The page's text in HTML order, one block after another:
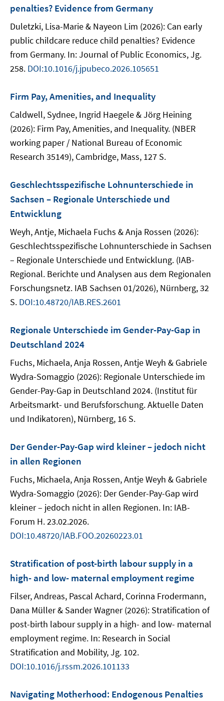
penalties? Evidence from Germany
Duletzki, Lisa-Marie & Nayeon Lim (2026): Can early
public childcare reduce child penalties? Evidence
from Germany. In: Journal of Public Economics, Jg.
258. DOI:10.1016/j.jpubeco.2026.105651
Firm Pay, Amenities, and Inequality
Caldwell, Sydnee, Ingrid Haegele & Jörg Heining
(2026): Firm Pay, Amenities, and Inequality. (NBER
working paper / National Bureau of Economic
Research 35149), Cambridge, Mass, 127 S.
Geschlechtsspezifische Lohnunterschiede in
Sachsen – Regionale Unterschiede und
Entwicklung
Weyh, Antje, Michaela Fuchs & Anja Rossen (2026):
Geschlechtsspezifische Lohnunterschiede in Sachsen
– Regionale Unterschiede und Entwicklung. (IAB-
Regional. Berichte und Analysen aus dem Regionalen
Forschungsnetz. IAB Sachsen 01/2026), Nürnberg, 32
S. DOI:10.48720/IAB.RES.2601
Regionale Unterschiede im Gender-Pay-Gap in
Deutschland 2024
Fuchs, Michaela, Anja Rossen, Antje Weyh & Gabriele
Wydra-Somaggio (2026): Regionale Unterschiede im
Gender-Pay-Gap in Deutschland 2024. (Institut für
Arbeitsmarkt- und Berufsforschung. Aktuelle Daten
und Indikatoren), Nürnberg, 16 S.
Der Gender-Pay-Gap wird kleiner – jedoch nicht
in allen Regionen
Fuchs, Michaela, Anja Rossen, Antje Weyh & Gabriele
Wydra-Somaggio (2026): Der Gender-Pay-Gap wird
kleiner – jedoch nicht in allen Regionen. In: IAB-
Forum H. 23.02.2026.
DOI:10.48720/IAB.FOO.20260223.01
Stratification of post-birth labour supply in a
high- and low- maternal employment regime
Filser, Andreas, Pascal Achard, Corinna Frodermann,
Dana Müller & Sander Wagner (2026): Stratification of
post-birth labour supply in a high- and low- maternal
employment regime. In: Research in Social
Stratification and Mobility, Jg. 102.
DOI:10.1016/j.rssm.2026.101133
Navigating Motherhood: Endogenous Penalties